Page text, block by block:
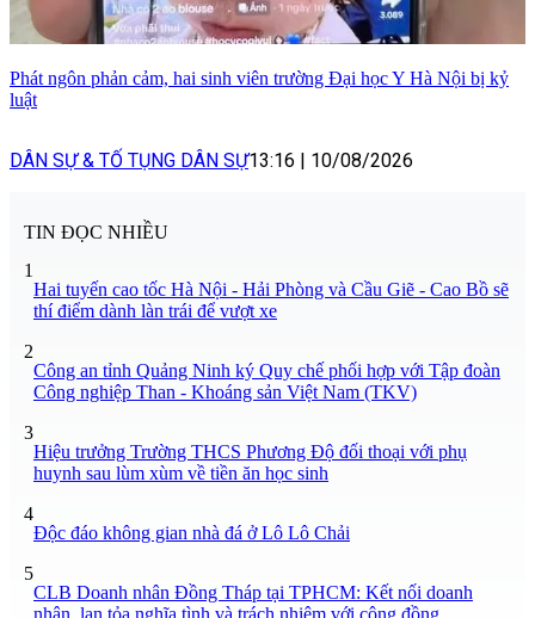
Phát ngôn phản cảm, hai sinh viên trường Đại học Y Hà Nội bị kỷ
luật
DÂN SỰ & TỐ TỤNG DÂN SỰ13:16 | 10/08/2026
TIN ĐỌC NHIỀU
1
Hai tuyến cao tốc Hà Nội - Hải Phòng và Cầu Giẽ - Cao Bồ sẽ
thí điểm dành làn trái để vượt xe
2
Công an tỉnh Quảng Ninh ký Quy chế phối hợp với Tập đoàn
Công nghiệp Than - Khoáng sản Việt Nam (TKV)
3
Hiệu trưởng Trường THCS Phương Độ đối thoại với phụ
huynh sau lùm xùm về tiền ăn học sinh
4
Độc đáo không gian nhà đá ở Lô Lô Chải
5
CLB Doanh nhân Đồng Tháp tại TPHCM: Kết nối doanh
nhân, lan tỏa nghĩa tình và trách nhiệm với cộng đồng